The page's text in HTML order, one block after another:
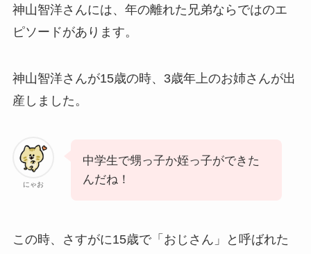
神山智洋さんには、年の離れた兄弟ならではのエ
ピソードがあります。
神山智洋さんが15歳の時、3歳年上のお姉さんが出
産しました。
にゃお
中学生で甥っ子か姪っ子ができた
んだね！
この時、さすがに15歳で「おじさん」と呼ばれた